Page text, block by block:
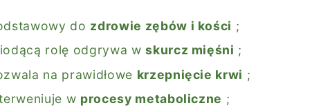
do zdrowie zębów i kości ;
rolę odgrywa w skurcz mięśni ;
na prawidłowe krzepnięcie krwi ;
w procesy metaboliczne ;